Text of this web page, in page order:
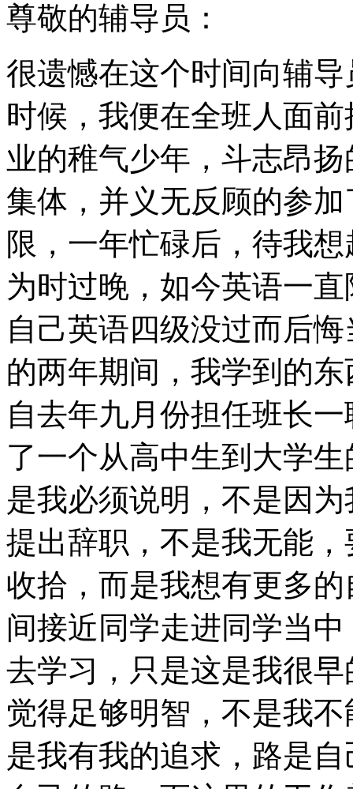
尊敬的辅导员：
很遗憾在这个时间向辅
时候，我便在全班人面
业的稚气少年，斗志昂
集体，并义无反顾的参
限，一年忙碌后，待我
为时过晚，如今英语一
自己英语四级没过而后
的两年期间，我学到的
自去年九月份担任班长
了一个从高中生到大学
是我必须说明，不是因
提出辞职，不是我无能
收拾，而是我想有更多
间接近同学走进同学当
去学习，只是这是我很
觉得足够明智，不是我
是我有我的追求，路是